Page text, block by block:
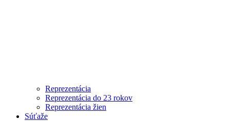
Reprezentácia
Reprezentácia do 23 rokov
Reprezentácia žien
Súťaže